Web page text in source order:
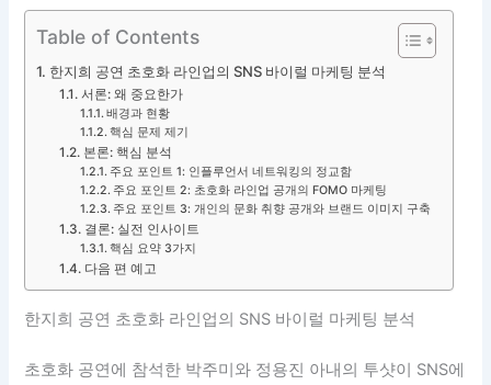
Table of Contents
한지희 공연 초호화 라인업의 SNS 바이럴 마케팅 분석
서론: 왜 중요한가
배경과 현황
핵심 문제 제기
본론: 핵심 분석
주요 포인트 1: 인플루언서 네트워킹의 정교함
주요 포인트 2: 초호화 라인업 공개의 FOMO 마케팅
주요 포인트 3: 개인의 문화 취향 공개와 브랜드 이미지 구축
결론: 실전 인사이트
핵심 요약 3가지
다음 편 예고
한지희 공연 초호화 라인업의 SNS 바이럴 마케팅 분석
초호화 공연에 참석한 박주미와 정용진 아내의 투샷이 SNS에